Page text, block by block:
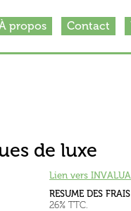
propos Contact
de luxe
Lien vers
RESUME DES
26% TTC.